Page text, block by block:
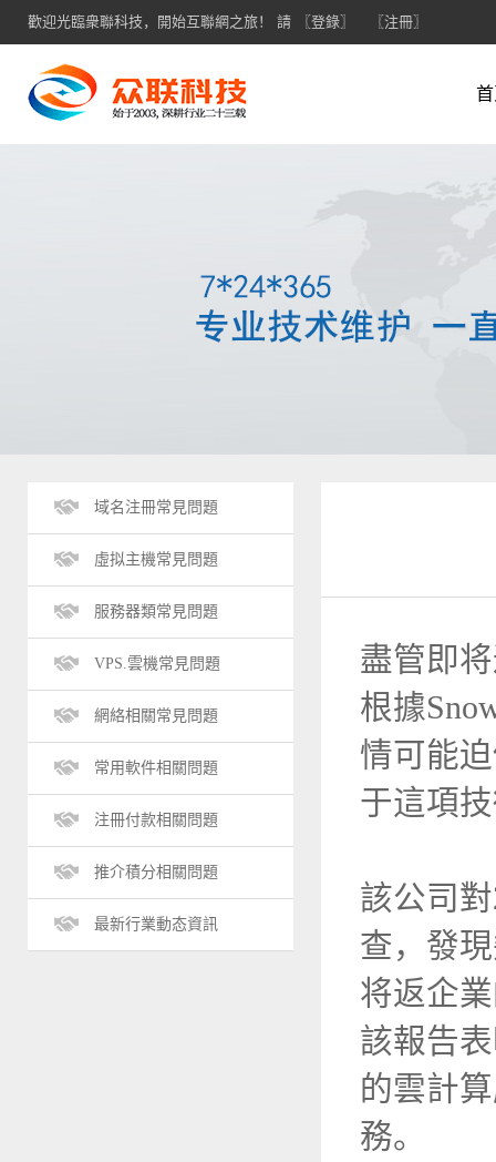
歡迎光臨衆聯科技，開始互聯網之旅！ 請 〖登錄〗 〖注冊〗
域名注冊常見問題
虛拟主機常見問題
服務器類常見問題
VPS.雲機常見問題
網絡相關常見問題
常用軟件相關問題
注冊付款相關問題
推介積分相關問題
最新行業動态資訊
盡管即
根據
情可能
于這項
該公司
查，發
将返企
該報告
的雲計
務。